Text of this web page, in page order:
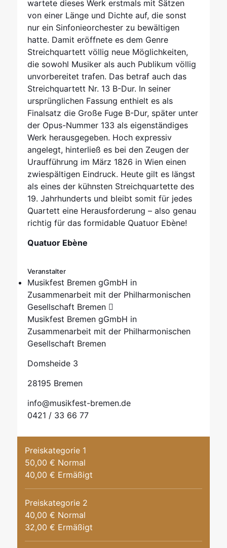
wartete dieses Werk erstmals mit Sätzen
von einer Länge und Dichte auf, die sonst
nur ein Sinfonieorchester zu bewältigen
hatte. Damit eröffnete es dem Genre
Streichquartett völlig neue Möglichkeiten,
die sowohl Musiker als auch Publikum völlig
unvorbereitet trafen. Das betraf auch das
Streichquartett Nr. 13 B-Dur. In seiner
ursprünglichen Fassung enthielt es als
Finalsatz die Große Fuge B-Dur, später unter
der Opus-Nummer 133 als eigenständiges
Werk herausgegeben. Hoch expressiv
angelegt, hinterließ es bei den Zeugen der
Uraufführung im März 1826 in Wien einen
zwiespältigen Eindruck. Heute gilt es längst
als eines der kühnsten Streichquartette des
19. Jahrhunderts und bleibt somit für jedes
Quartett eine Herausforderung – also genau
richtig für das formidable Quatuor Ebène!
Quatuor Ebène
Veranstalter
Musikfest Bremen gGmbH in
Zusammenarbeit mit der Philharmonischen
Gesellschaft Bremen
Musikfest Bremen gGmbH in
Zusammenarbeit mit der Philharmonischen
Gesellschaft Bremen
Domsheide 3
28195 Bremen
info@musikfest-bremen.de
0421 / 33 66 77
Preiskategorie 1
50,00 € Normal
40,00 € Ermäßigt
Preiskategorie 2
40,00 € Normal
32,00 € Ermäßigt